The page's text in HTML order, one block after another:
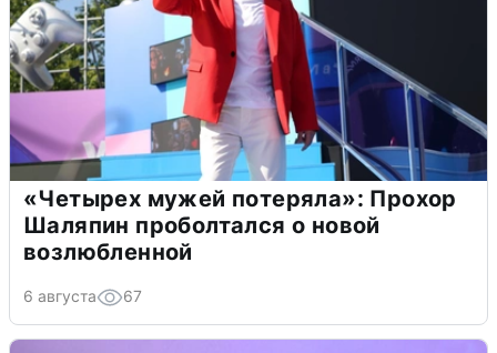
«Четырех мужей потеряла»: Прохор
Шаляпин проболтался о новой
возлюбленной
6 августа 67